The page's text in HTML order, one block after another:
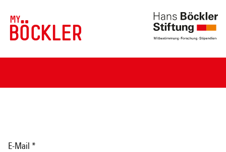
MY
BÖCKLER
E-Mail *